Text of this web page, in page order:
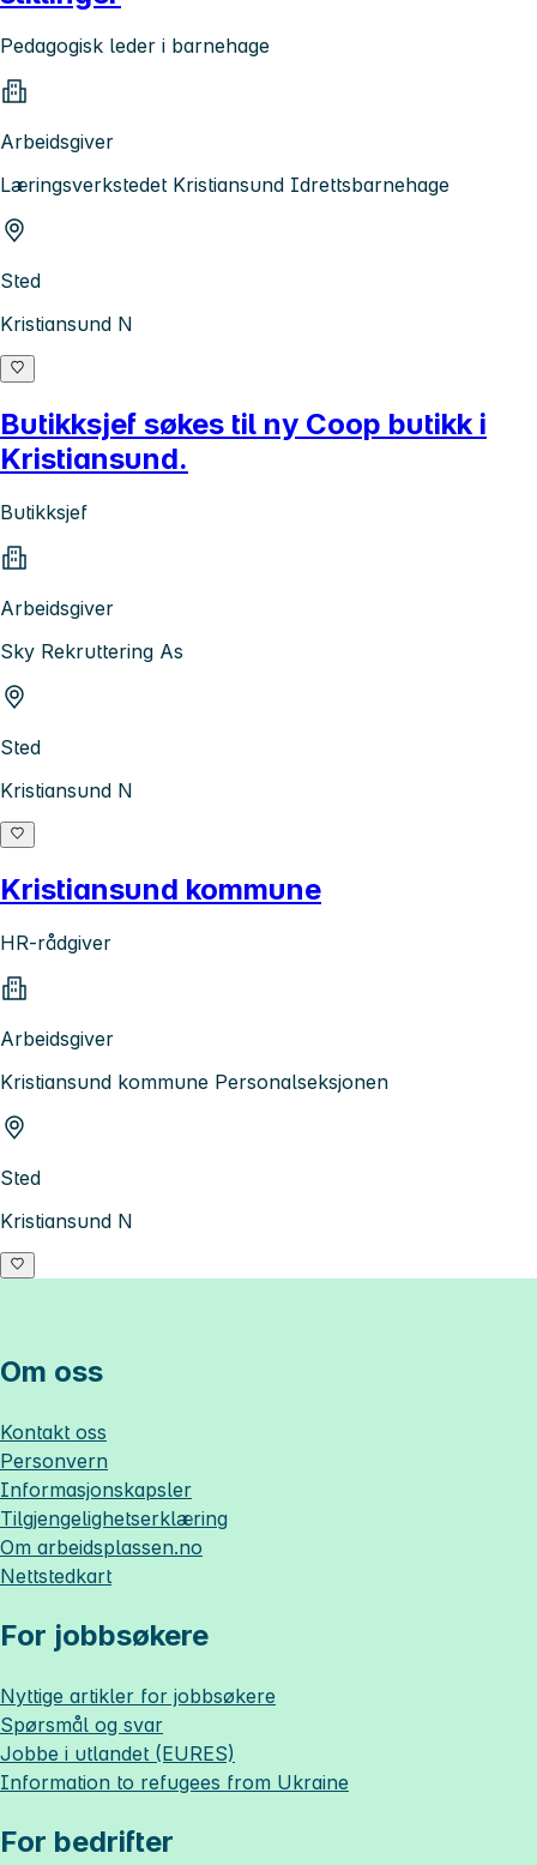
Pedagogisk leder i barnehage
Arbeidsgiver
Læringsverkstedet Kristiansund Idrettsbarnehage
Sted
Kristiansund N
Butikksjef søkes til ny Coop butikk i
Kristiansund.
Butikksjef
Arbeidsgiver
Sky Rekruttering As
Sted
Kristiansund N
Kristiansund kommune
HR-rådgiver
Arbeidsgiver
Kristiansund kommune Personalseksjonen
Sted
Kristiansund N
Om oss
Kontakt oss
Personvern
Informasjonskapsler
Tilgjengelighetserklæring
Om arbeidsplassen.no
Nettstedkart
For jobbsøkere
Nyttige artikler for jobbsøkere
Spørsmål og svar
Jobbe i utlandet (EURES)
Information to refugees from Ukraine
For bedrifter